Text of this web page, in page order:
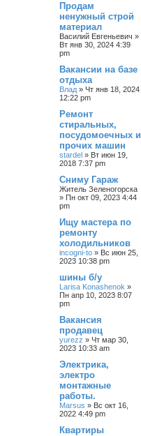
Продам
ненужный строй
материал
Василий Евгеньевич »
Вт янв 30, 2024 4:39
pm
Вакансии на базе
отдыха
Влад » Чт янв 18, 2024
12:22 pm
Ремонт
стиральных,
посудомоечных и
прочих машин
stardel » Вт июн 19,
2018 7:37 pm
Сниму Гараж
Житель Зеленогорска
» Пн окт 09, 2023 4:44
pm
Ищу мастера по
ремонту
холодильников
incogni-to » Вс июн 25,
2023 10:38 pm
шины б/у
Larisa Konashenok »
Пн апр 10, 2023 8:07
pm
Вакансия
продавец
yurezz » Чт мар 30,
2023 10:33 am
Электрика,
электро
монтажные
работы.
Marsus » Вс окт 16,
2022 4:49 pm
Квартиры